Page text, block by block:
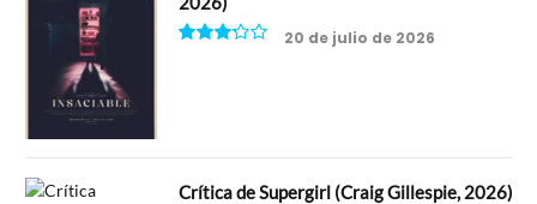
20 de julio de 2026
Crítica de Supergirl (Craig Gillespie, 2026)